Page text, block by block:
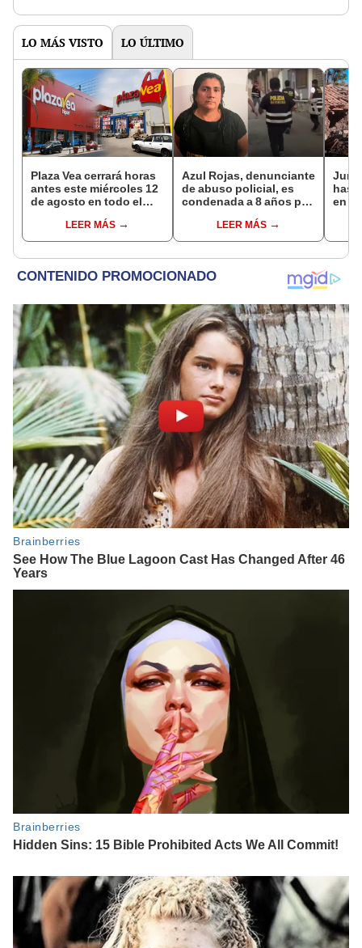
LO MÁS VISTO LO ÚLTIMO
Plaza Vea cerrará horas
antes este miércoles 12
de agosto en todo el
hasta las 7 p.m.
LEER MÁS
Azul Rojas, denunciante
de abuso policial, es
condenada a 8 años por
en TrujilloLEER MÁS
en